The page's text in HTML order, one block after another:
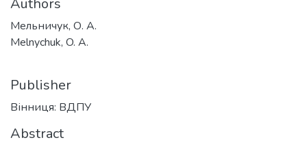
Мельничук, О. А.
Melnychuk, O. A.
Publisher
Вінниця: ВДПУ
Abstract